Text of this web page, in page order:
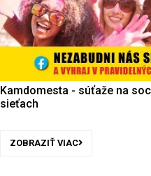
Kamdomesta - súťaže na
sieťach
ZOBRAZIŤ VIAC